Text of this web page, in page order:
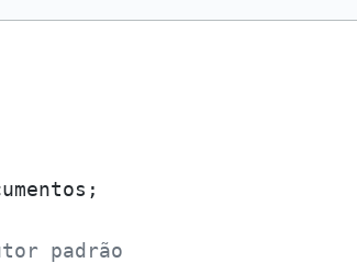
padrão